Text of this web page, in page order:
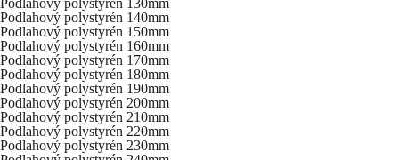
Podlahový polystyrén 130mm
Podlahový polystyrén 140mm
Podlahový polystyrén 150mm
Podlahový polystyrén 160mm
Podlahový polystyrén 170mm
Podlahový polystyrén 180mm
Podlahový polystyrén 190mm
Podlahový polystyrén 200mm
Podlahový polystyrén 210mm
Podlahový polystyrén 220mm
Podlahový polystyrén 230mm